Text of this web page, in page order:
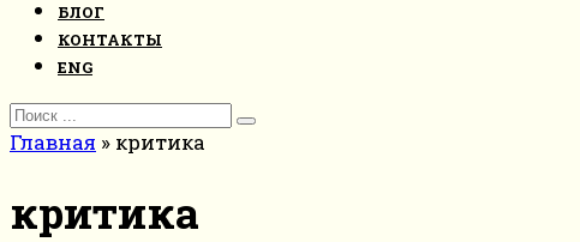
БЛОГ
КОНТАКТЫ
ENG
Search
for:
Главная » критика
критика